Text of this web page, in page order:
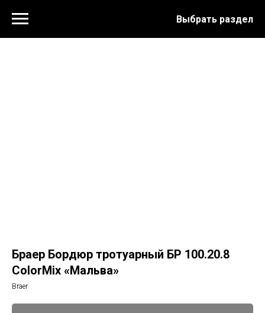
Выбрать раздел
Браер Бордюр тротуарный БР 100.20.8
ColorMix «Мальва»
Braer